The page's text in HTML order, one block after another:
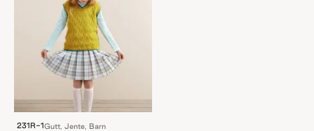
231R-1Gutt, Jente, Barn